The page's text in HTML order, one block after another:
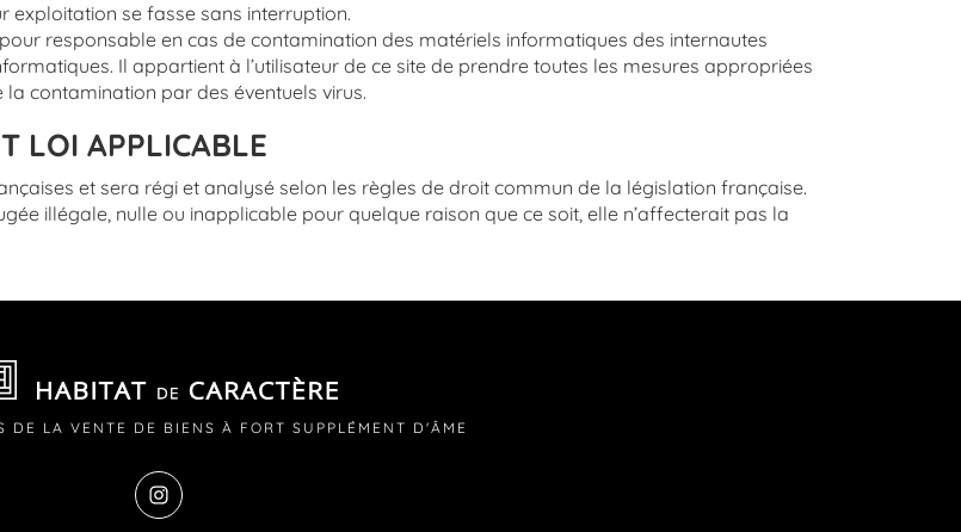
exploitation se fasse sans interruption.
responsable en cas de contamination des matériels informatiques des internautes
Il appartient à l’utilisateur de ce site de prendre toutes les mesures appropriées
contamination par des éventuels virus.
LOI APPLICABLE
et sera régi et analysé selon les règles de droit commun de la législation française.
illégale, nulle ou inapplicable pour quelque raison que ce soit, elle n’affecterait pas la
DE LA VENTE DE BIENS À FORT SUPPLÉMENT D'ÂME